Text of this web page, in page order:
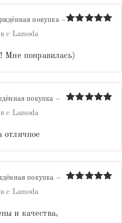
покупка –
с Lamoda
Мне понравилась)
покупка –
с Lamoda
отличное
покупка –
с Lamoda
и качества,